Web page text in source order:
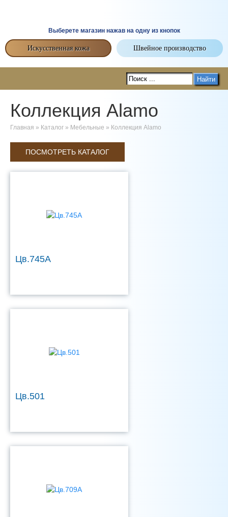
Выберете магазин нажав на одну из кнопок
Искусственная кожа Швейное производство
Найти
Коллекция Alamo
Главная » Каталог » Мебельные » Коллекция Alamo
ПОСМОТРЕТЬ КАТАЛОГ
Цв.745А
Цв.501